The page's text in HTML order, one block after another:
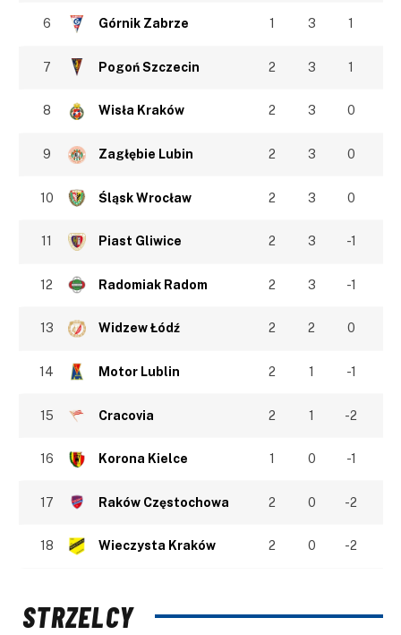
6 Górnik Zabrze 1 3 1
7 Pogoń Szczecin 2 3 1
8 Wisła Kraków 2 3 0
9 Zagłębie Lubin 2 3 0
10 Śląsk Wrocław 2 3 0
11 Piast Gliwice 2 3 -1
12 Radomiak Radom 2 3 -1
13 Widzew Łódź 2 2 0
14 Motor Lublin 2 1 -1
15 Cracovia 2 1 -2
16 Korona Kielce 1 0 -1
17 Raków Częstochowa 2 0 -2
18 Wieczysta Kraków 2 0 -2
STRZELCY